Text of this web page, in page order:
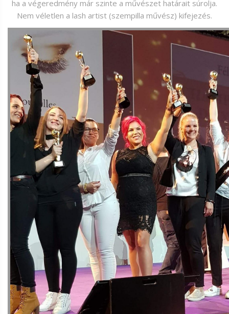
ha a végeredmény már szinte a művészet határait súrolja.
Nem véletlen a lash artist (szempilla művész) kifejezés.